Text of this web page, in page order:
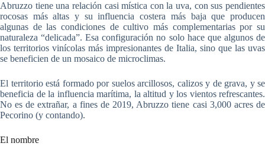
Abruzzo tiene una relación casi mística con la uva, con sus pendientes
rocosas más altas y su influencia costera más baja que producen
algunas de las condiciones de cultivo más complementarias por su
naturaleza “delicada”. Esa configuración no solo hace que algunos de
los territorios vinícolas más impresionantes de Italia, sino que las uvas
se beneficien de un mosaico de microclimas.
El territorio está formado por suelos arcillosos, calizos y de grava, y se
beneficia de la influencia marítima, la altitud y los vientos refrescantes.
No es de extrañar, a fines de 2019, Abruzzo tiene casi 3,000 acres de
Pecorino (y contando).
El nombre